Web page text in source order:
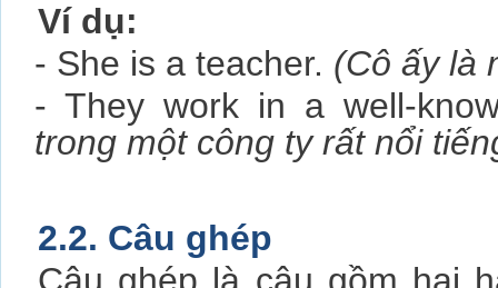
Ví dụ:
- She is a teacher. (Cô ấy là
- They work in a well-
trong một công ty rất nổi
2.2. Câu ghép